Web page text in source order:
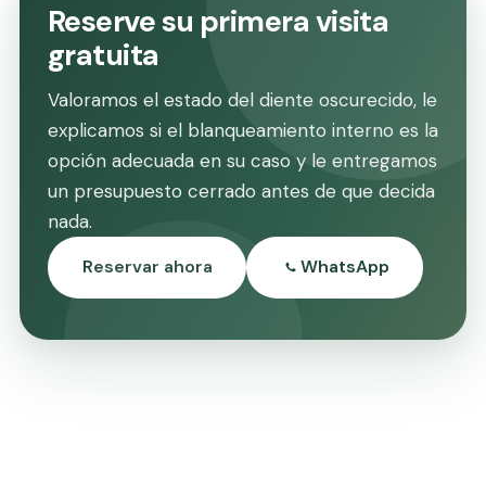
Reserve su primera visita
gratuita
Valoramos el estado del diente oscurecido, le
explicamos si el blanqueamiento interno es la
opción adecuada en su caso y le entregamos
un presupuesto cerrado antes de que decida
nada.
Reservar ahora WhatsApp